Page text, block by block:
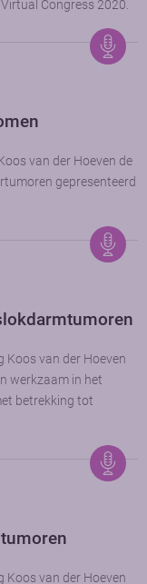
Congress 2020.
van der Hoeven de
gepresenteerd
Koos van der Hoeven
werkzaam in het
betrekking tot
Koos van der Hoeven